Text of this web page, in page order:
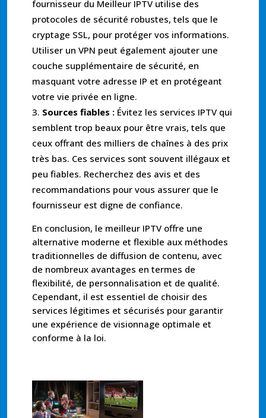
fournisseur du Meilleur IPTV utilise des
protocoles de sécurité robustes, tels que le
cryptage SSL, pour protéger vos informations.
Utiliser un VPN peut également ajouter une
couche supplémentaire de sécurité, en
masquant votre adresse IP et en protégeant
votre vie privée en ligne.
Sources fiables : Évitez les services IPTV qui
semblent trop beaux pour être vrais, tels que
ceux offrant des milliers de chaînes à des prix
très bas. Ces services sont souvent illégaux et
peu fiables. Recherchez des avis et des
recommandations pour vous assurer que le
fournisseur est digne de confiance.
En conclusion, le meilleur IPTV offre une
alternative moderne et flexible aux méthodes
traditionnelles de diffusion de contenu, avec
de nombreux avantages en termes de
flexibilité, de personnalisation et de qualité.
Cependant, il est essentiel de choisir des
services légitimes et sécurisés pour garantir
une expérience de visionnage optimale et
conforme à la loi.